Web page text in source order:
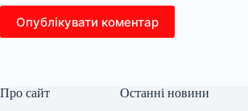
Опублікувати коментар
Про сайт Останні новини